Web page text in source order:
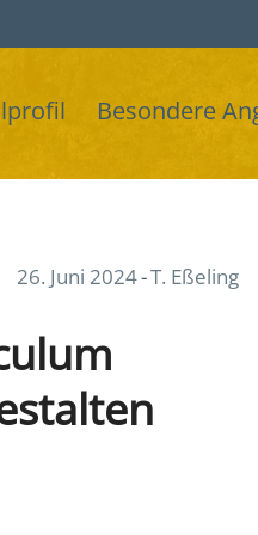
Besondere
26. Juni 2024 T. Eßeling